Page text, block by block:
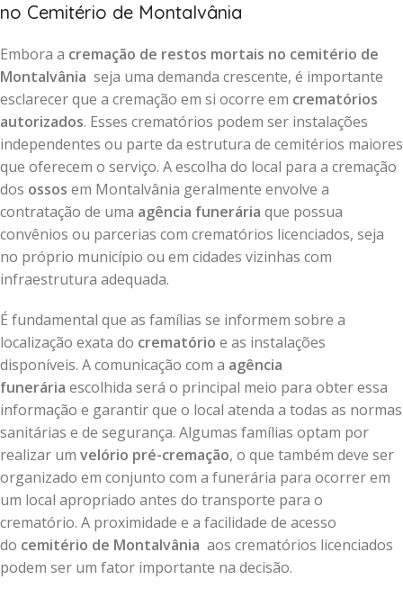
no Cemitério de Montalvânia
Embora a cremação de restos mortais no cemitério de
Montalvânia seja uma demanda crescente, é importante
esclarecer que a cremação em si ocorre em crematórios
autorizados. Esses crematórios podem ser instalações
independentes ou parte da estrutura de cemitérios maiores
que oferecem o serviço. A escolha do local para a cremação
dos ossos em Montalvânia geralmente envolve a
contratação de uma agência funerária que possua
convênios ou parcerias com crematórios licenciados, seja
no próprio município ou em cidades vizinhas com
infraestrutura adequada.
É fundamental que as famílias se informem sobre a
localização exata do crematório e as instalações
disponíveis. A comunicação com a agência
funerária escolhida será o principal meio para obter essa
informação e garantir que o local atenda a todas as normas
sanitárias e de segurança. Algumas famílias optam por
realizar um velório pré-cremação, o que também deve ser
organizado em conjunto com a funerária para ocorrer em
um local apropriado antes do transporte para o
crematório. A proximidade e a facilidade de acesso
do cemitério de Montalvânia aos crematórios licenciados
podem ser um fator importante na decisão.